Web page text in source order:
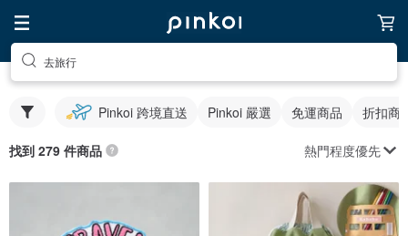
去旅行
Pinkoi 跨境直送 Pinkoi 嚴選 免運商品 折扣商
找到 279 件商品 熱門程度優先